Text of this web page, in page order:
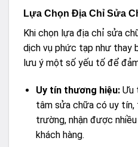
Lựa Chọn Địa Chỉ Sửa
Khi chọn lựa địa chỉ sửa
dịch vụ phức tạp như thay
lưu ý một số yếu tố để
Uy tín thương hiệu:Ưu
tâm sửa chữa có uy
trường, nhận được
khách hàng.